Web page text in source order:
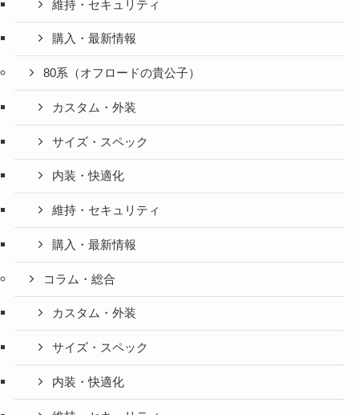
維持・セキュリティ
購入・最新情報
80系（オフロードの貴公子）
カスタム・外装
サイズ・スペック
内装・快適化
維持・セキュリティ
購入・最新情報
コラム・総合
カスタム・外装
サイズ・スペック
内装・快適化